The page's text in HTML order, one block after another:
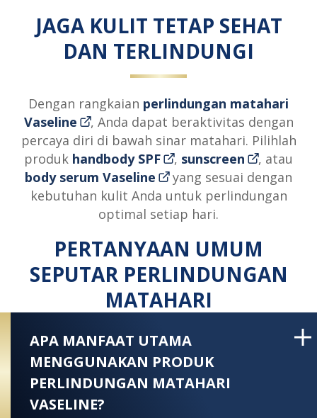
JAGA KULIT TETAP SEHAT
DAN TERLINDUNGI
Dengan rangkaian perlindungan matahari
Vaseline
, Anda dapat beraktivitas dengan
percaya diri di bawah sinar matahari. Pilihlah
produk handbody SPF , sunscreen
, atau
body serum Vaseline
yang sesuai dengan
kebutuhan kulit Anda untuk perlindungan
optimal setiap hari.
PERTANYAAN UMUM
SEPUTAR PERLINDUNGAN
MATAHARI
APA MANFAAT UTAMA
MENGGUNAKAN PRODUK
PERLINDUNGAN MATAHARI
VASELINE?